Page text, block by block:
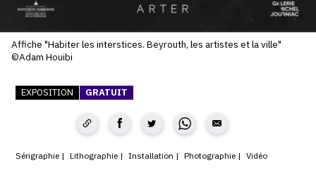
L'ÉQUIPE OAM
CONTACT
CGV
Affiche "Habiter les interstices. Beyrouth, les artistes et la ville"
©Adam Houibi
EXPOSITION GRATUIT
Sérigraphie Lithographie Installation Photographie Vidéo